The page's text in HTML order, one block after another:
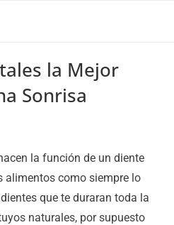
la Mejor
Sonrisa
la función de un diente
alimentos como siempre lo
que te duraran toda la
naturales, por supuesto